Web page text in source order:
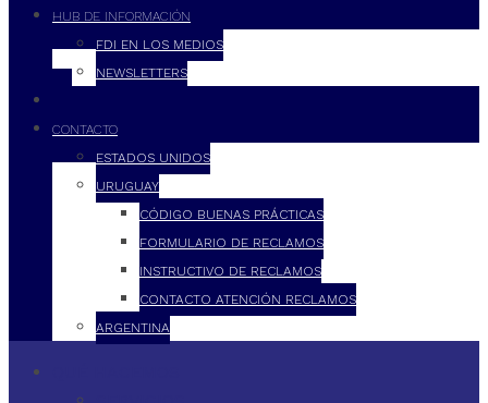
HUB DE INFORMACIÓN
FDI EN LOS MEDIOS
NEWSLETTERS
CONTACTO
ESTADOS UNIDOS
URUGUAY
CÓDIGO BUENAS PRÁCTICAS
FORMULARIO DE RECLAMOS
INSTRUCTIVO DE RECLAMOS
CONTACTO ATENCIÓN RECLAMOS
ARGENTINA